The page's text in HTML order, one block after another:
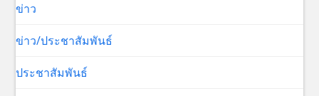
ข่าว
ข่าว/ประชาสัมพันธ์
ประชาสัมพันธ์